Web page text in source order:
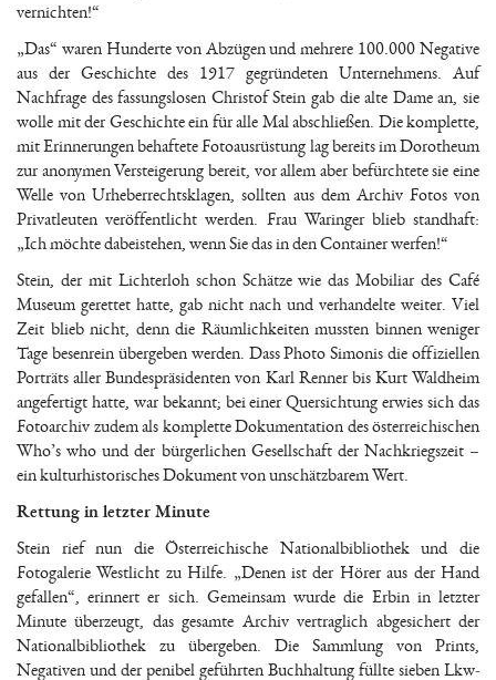
vernichten!“
„Das“ waren Hunderte von Abzügen und mehrere 100.000 Negative
aus der Geschichte des 1917 gegründeten Unternehmens. Auf
Nachfrage des fassungslosen Christof Stein gab die alte Dame an, sie
wolle mit der Geschichte ein für alle Mal abschließen. Die komplette,
mit Erinnerungen behaftete Fotoausrüstung lag bereits im Dorotheum
zur anonymen Versteigerung bereit, vor allem aber befürchtete sie eine
Welle von Urheberrechtsklagen, sollten aus dem Archiv Fotos von
Privatleuten veröffentlicht werden. Frau Waringer blieb standhaft:
„Ich möchte dabeistehen, wenn Sie das in den Container werfen!“
Stein, der mit Lichterloh schon Schätze wie das Mobiliar des Café
Museum gerettet hatte, gab nicht nach und verhandelte weiter. Viel
Zeit blieb nicht, denn die Räumlichkeiten mussten binnen weniger
Tage besenrein übergeben werden. Dass Photo Simonis die offiziellen
Porträts aller Bundespräsidenten von Karl Renner bis Kurt Waldheim
angefertigt hatte, war bekannt; bei einer Quersichtung erwies sich das
Fotoarchiv zudem als komplette Dokumentation des österreichischen
Who’s who und der bürgerlichen Gesellschaft der Nachkriegszeit –
ein kulturhistorisches Dokument von unschätzbarem Wert.
Rettung in letzter Minute
Stein rief nun die Österreichische Nationalbibliothek und die
Fotogalerie Westlicht zu Hilfe. „Denen ist der Hörer aus der Hand
gefallen“, erinnert er sich. Gemeinsam wurde die Erbin in letzter
Minute überzeugt, das gesamte Archiv vertraglich abgesichert der
Nationalbibliothek zu übergeben. Die Sammlung von Prints,
Negativen und der penibel geführten Buchhaltung füllte sieben Lkw-